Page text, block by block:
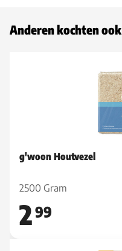
Anderen kochten ook
g'woon Houtvezel
2500 Gram
299